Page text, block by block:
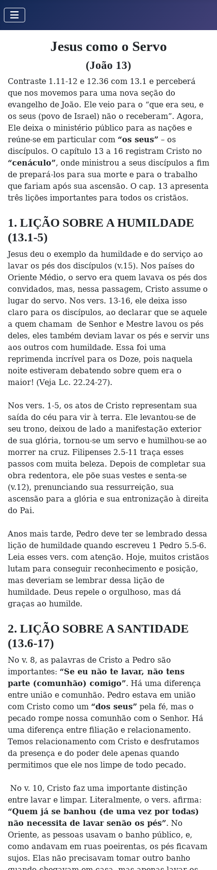
Jesus como o Servo
(João 13)
Contraste 1.11-12 e 12.36 com 13.1 e perceberá
que nos movemos para uma nova seção do
evangelho de João. Ele veio para o “que era seu, e
os seus (povo de Israel) não o receberam”. Agora,
Ele deixa o ministério público para as nações e
reúne-se em particular com “os seus” – os
discípulos. O capítulo 13 a 16 registram Cristo no
“cenáculo”, onde ministrou a seus discípulos a fim
de prepará-los para sua morte e para o trabalho
que fariam após sua ascensão. O cap. 13 apresenta
três lições importantes para todos os cristãos.
1. LIÇÃO SOBRE A HUMILDADE
(13.1-5)
Jesus deu o exemplo da humildade e do serviço ao
lavar os pés dos discípulos (v.15). Nos países do
Oriente Médio, o servo era quem lavava os pés dos
convidados, mas, nessa passagem, Cristo assume o
lugar do servo. Nos vers. 13-16, ele deixa isso
claro para os discípulos, ao declarar que se aquele
a quem chamam de Senhor e Mestre lavou os pés
deles, eles também deviam lavar os pés e servir uns
aos outros com humildade. Essa foi uma
reprimenda incrível para os Doze, pois naquela
noite estiveram debatendo sobre quem era o
maior! (Veja Lc. 22.24-27).
Nos vers. 1-5, os atos de Cristo representam sua
saída do céu para vir à terra. Ele levantou-se de
seu trono, deixou de lado a manifestação exterior
de sua glória, tornou-se um servo e humilhou-se ao
morrer na cruz. Filipenses 2.5-11 traça esses
passos com muita beleza. Depois de completar sua
obra redentora, ele põe suas vestes e senta-se
(v.12), prenunciando sua ressurreição, sua
ascensão para a glória e sua entronização à direita
do Pai.
Anos mais tarde, Pedro deve ter se lembrado dessa
lição de humildade quando escreveu 1 Pedro 5.5-6.
Leia esses vers. com atenção. Hoje, muitos cristãos
lutam para conseguir reconhecimento e posição,
mas deveriam se lembrar dessa lição de
humildade. Deus repele o orgulhoso, mas dá
graças ao humilde.
2. LIÇÃO SOBRE A SANTIDADE
(13.6-17)
No v. 8, as palavras de Cristo a Pedro são
importantes: “Se eu não te lavar, não tens
parte (comunhão) comigo”. Há uma diferença
entre união e comunhão. Pedro estava em união
com Cristo como um “dos seus” pela fé, mas o
pecado rompe nossa comunhão com o Senhor. Há
uma diferença entre filiação e relacionamento.
Temos relacionamento com Cristo e desfrutamos
da presença e do poder dele apenas quando
permitimos que ele nos limpe de todo pecado.
No v. 10, Cristo faz uma importante distinção
entre lavar e limpar. Literalmente, o vers. afirma:
“Quem já se banhou (de uma vez por todas)
não necessita de lavar senão os pés”. No
Oriente, as pessoas usavam o banho público, e,
como andavam em ruas poeirentas, os pés ficavam
sujos. Elas não precisavam tomar outro banho